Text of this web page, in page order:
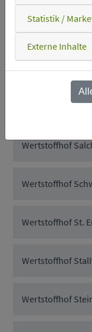
Wertstoffhof Rain
Wertstoffhof
Wertstoffhof
Wertstoffhof
Wertstoffhof
Wertstoffhof St.
Wertstoffhof
Wertstoffhof
Statistik /
Externe Inhalte